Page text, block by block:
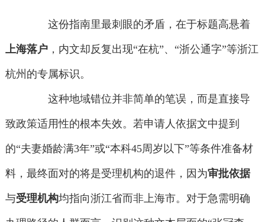
这份指南里最刺眼的矛盾，在于标题高悬着
上海落户，内文却反复出现“在杭”、“浙公通字”等浙江
杭州的专属标识。
这种地域错位并非简单的笔误，而是直接导
致政策适用性的根本失效。若申请人依据文中提到
的“夫妻婚龄满3年”或“本科45周岁以下”等条件准备材
料，最终面对的将是受理机构的退件，因为审批依据
与受理机构均指向浙江省而非上海市。对于急需明确